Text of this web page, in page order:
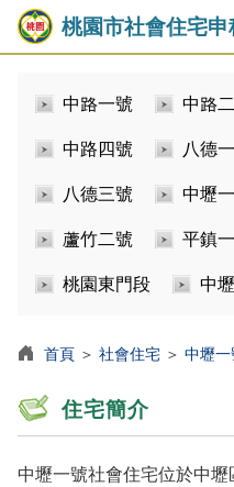
桃園市社會住宅
中路一號 中路
中路四號 八德
八德三號 中壢
蘆竹二號 平鎮
桃園東門段 中
首頁 ＞ 社會住宅 ＞ 中壢
住宅簡介
中壢一號社會住宅位於中